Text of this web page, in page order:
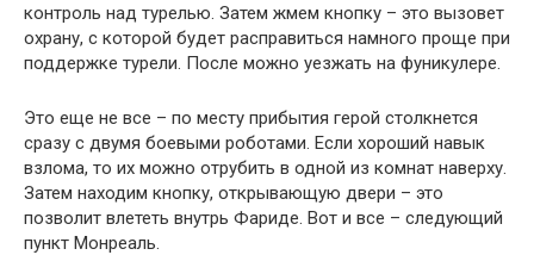
контроль над турелью. Затем жмем кнопку – это вызовет
охрану, с которой будет расправиться намного проще при
поддержке турели. После можно уезжать на фуникулере.
Это еще не все – по месту прибытия герой столкнется
сразу с двумя боевыми роботами. Если хороший навык
взлома, то их можно отрубить в одной из комнат наверху.
Затем находим кнопку, открывающую двери – это
позволит влететь внутрь Фариде. Вот и все – следующий
пункт Монреаль.